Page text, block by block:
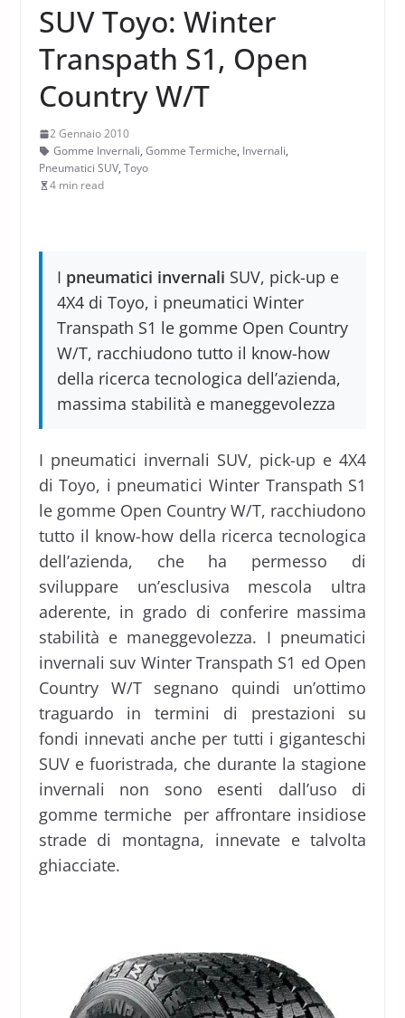
SUV Toyo: Winter
Transpath S1, Open
Country W/T
2 Gennaio 2010
Gomme Invernali, Gomme Termiche, Invernali,
Pneumatici SUV, Toyo
4 min read
I pneumatici invernali SUV, pick-up e
4X4 di Toyo, i pneumatici Winter
Transpath S1 le gomme Open Country
W/T, racchiudono tutto il know-how
della ricerca tecnologica dell’azienda,
massima stabilità e maneggevolezza
I pneumatici invernali SUV, pick-up e 4X4
di Toyo, i pneumatici Winter Transpath S1
le gomme Open Country W/T, racchiudono
tutto il know-how della ricerca tecnologica
dell’azienda, che ha permesso di
sviluppare un’esclusiva mescola ultra
aderente, in grado di conferire massima
stabilità e maneggevolezza. I pneumatici
invernali suv Winter Transpath S1 ed Open
Country W/T segnano quindi un’ottimo
traguardo in termini di prestazioni su
fondi innevati anche per tutti i giganteschi
SUV e fuoristrada, che durante la stagione
invernali non sono esenti dall’uso di
gomme termiche per affrontare insidiose
strade di montagna, innevate e talvolta
ghiacciate.